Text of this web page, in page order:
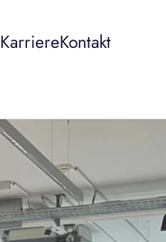
KarriereKontakt